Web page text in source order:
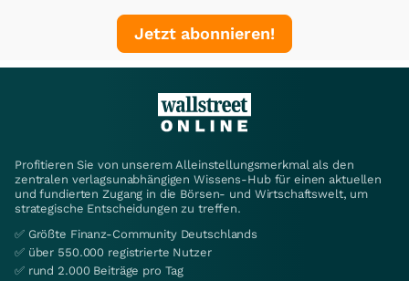
Jetzt abonnieren!
Profitieren Sie von unserem Alleinstellungsmerkmal als den
zentralen verlagsunabhängigen Wissens-Hub für einen aktuellen
und fundierten Zugang in die Börsen- und Wirtschaftswelt, um
strategische Entscheidungen zu treffen.
✅ Größte Finanz-Community Deutschlands
✅ über 550.000 registrierte Nutzer
✅ rund 2.000 Beiträge pro Tag